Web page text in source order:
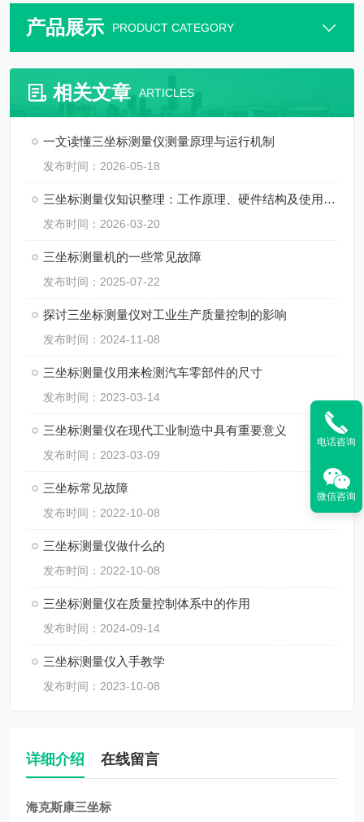
产品展示 PRODUCT CATEGORY
相关文章 ARTICLES
一文读懂三坐标测量仪测量原理与运行机制
发布时间：2026-05-18
三坐标测量仪知识整理：工作原理、硬件结构及使用规范
发布时间：2026-03-20
三坐标测量机的一些常见故障
发布时间：2025-07-22
探讨三坐标测量仪对工业生产质量控制的影响
发布时间：2024-11-08
三坐标测量仪用来检测汽车零部件的尺寸
发布时间：2023-03-14
三坐标测量仪在现代工业制造中具有重要意义
发布时间：2023-03-09
三坐标常见故障
发布时间：2022-10-08
三坐标测量仪做什么的
发布时间：2022-10-08
三坐标测量仪在质量控制体系中的作用
发布时间：2024-09-14
三坐标测量仪入手教学
发布时间：2023-10-08
详细介绍 在线留言
海克斯康三坐标
电话咨询
微信咨询